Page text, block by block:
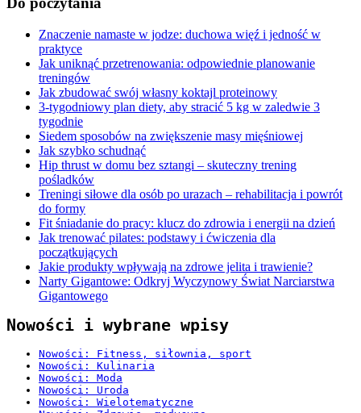
Znaczenie namaste w jodze: duchowa więź i jedność w
praktyce
Jak uniknąć przetrenowania: odpowiednie planowanie
treningów
Jak zbudować swój własny koktajl proteinowy
3-tygodniowy plan diety, aby stracić 5 kg w zaledwie 3
tygodnie
Siedem sposobów na zwiększenie masy mięśniowej
Jak szybko schudnąć
Hip thrust w domu bez sztangi – skuteczny trening
pośladków
Treningi siłowe dla osób po urazach – rehabilitacja i powrót
do formy
Fit śniadanie do pracy: klucz do zdrowia i energii na dzień
Jak trenować pilates: podstawy i ćwiczenia dla
początkujących
Jakie produkty wpływają na zdrowe jelita i trawienie?
Narty Gigantowe: Odkryj Wyczynowy Świat Narciarstwa
Gigantowego
Nowości i wybrane wpisy
Nowości: Fitness, siłownia, sport
Nowości: Kulinaria
Nowości: Moda
Nowości: Uroda
Nowości: Wielotematyczne